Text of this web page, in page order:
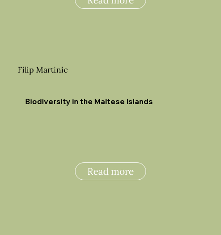
Biodiversity in the Maltese Islands
Filip Martinic
Read more